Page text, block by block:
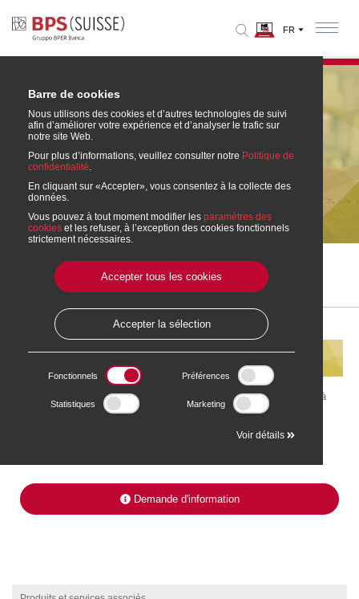
Crédits Lombard
» Financements » Crédits Lombard
Imprimer cette page
Crédits Lombard
Type de prêt indiqué pour vous qui avez besoin d’un financement à
court terme, garanti par vos avoirs en compte ou titres boursiers.
Demande d'information
Barre de cookies
Nous utilisons des cookies et d’autres technologies de suivi
afin d’améliorer votre expérience et d’analyser le trafic sur
notre site Web.
Pour plus d’informations, veuillez consulter notre Politique de
confidentialité.
En cliquant sur «Accepter», vous consentez à la collecte des
données.
Vous pouvez à tout moment modifier les paramètres des
cookies et les refuser, à l’exception des cookies fonctionnels
strictement nécessaires.
Accepter tous les cookies
Accepter la sélection
Fonctionnels Préférences
Statistiques Marketing
Voir détails